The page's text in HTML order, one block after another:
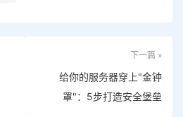
下一篇 »
给你的服务器穿上"金钟
罩"：5步打造安全堡垒